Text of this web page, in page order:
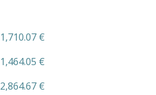
1,710.07 €
1,464.05 €
2,864.67 €